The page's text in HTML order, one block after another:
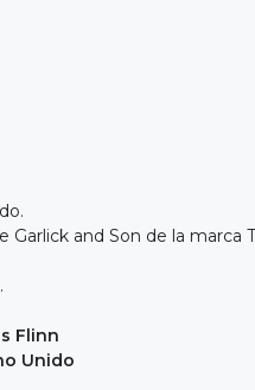
and Son de la marca
Flinn
Unido